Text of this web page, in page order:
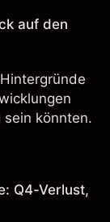
auf den
sein könnten.
Q4-Verlust,